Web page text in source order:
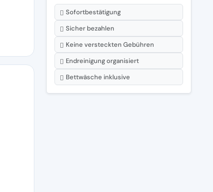
Sofortbestätigung
Sicher bezahlen
Keine versteckten Gebühren
Endreinigung organisiert
Bettwäsche inklusive